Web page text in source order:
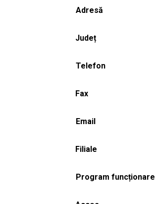
Adresă
Județ
Telefon
Fax
Email
Filiale
Program funcționare